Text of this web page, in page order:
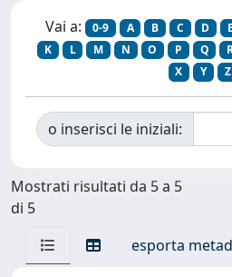
Vai a: 0-9 A B C D E
K
L M N O P Q
X
Y Z
o inserisci le iniziali:
Mostrati risultati da 5 a 5
di 5
esporta